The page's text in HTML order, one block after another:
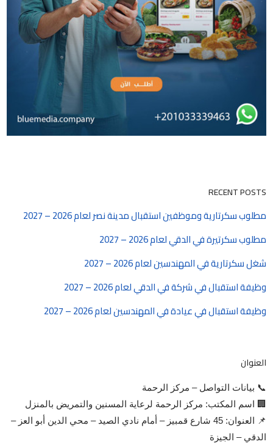
RECENT POSTS
مطلوب سكرتارية وموظفين استقبال مدينة نصر لعام 2026 – 2027
مطلوب سكرتيرة في الدقي لعام 2026 – 2027
شغل سكرتارية في المهندسين لعام 2026 – 2027
وظيفة استقبال في شركة في الدقي لعام 2026 – 2027
وظيفة استقبال في عيادة في المهندسين لعام 2026 – 2027
العنوان
📞 بيانات التواصل – مركز الرحمة
🏢 اسم المكتب: مركز الرحمة لرعاية المسنين والتمريض بالمنزل
📌 العنوان: 45 شارع قمبيز – أمام نادي الصيد – محي الدين أبو العز –
الدقي – الجيزة